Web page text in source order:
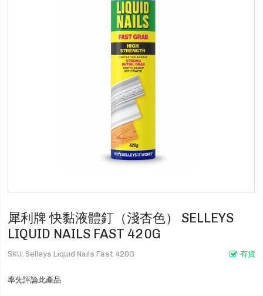
犀利牌 快黏液體釘（淺杏色） SELLEYS
LIQUID NAILS FAST 420G
有貨
SKU Selleys Liquid Nails Fast 420G
率先評論此產品